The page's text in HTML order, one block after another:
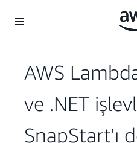
AWS
ve .NET
SnapStart'ı